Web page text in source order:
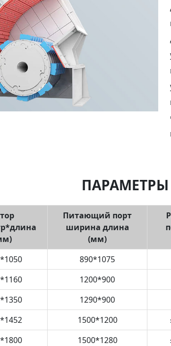
Питающий порт
ширина длина
(мм)
890*1075
1200*900
1290*900
1500*1200
1500*1280